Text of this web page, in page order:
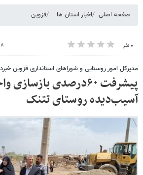
صفحه اصلی اخبار استان ها قزوین
۰ نفر ۱۸ خرداد
مدیرکل امور روستایی و شوراهای استانداری قزوین
پیشرفت ۶۰درصدی
آسیب‌دیده روستای تتنک